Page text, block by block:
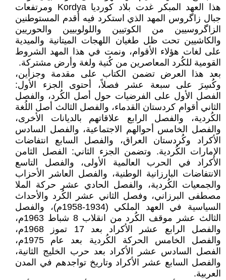
هذا العهد المبكر غدت بلاد كورديا Kordya ومرتفعات
جبال زاگروس المهد الذي استكرد فيه أقدم المستوطنين
الزاگروسيين من الكوتيين واللولوبيين والحوريين
والكاشيين تحت ظل طغيان اللهجات الميتانية والميدية
على لغات هؤلاء الأقوام، ونمت في هذا المهد الشروط
القومية للكُرد المعاصرين من كُنية ولغة وأرض مشتركة.
بعد هذا العرض تضمن الكتاب على مقدمة وجزأين،
وكُسِرَ على سبعة عشر فصلاً، أحتوى الجزء الأول:
الفصل الأول على الفرضيات حول أصل الكُرد، والفصل
الثاني أقوام كردستان القدماء، والفصل الثالث أصل اللُغة
الكُردية، والفصل الرابع علاقاتهم بالديانات الأخرى،
والفصل الخامس أحوالهم الاجتماعية، والفصل السادس
الأكراد وكُردستان العراق، والفصل السابع انتفاضات
الإمارات الكُردية. وتضمن الجزء الثاني: الفصل الثامن
الأكراد في الحرب العالمية الأولى، والفصل التاسع
الانتفاضات البارزانية الوطنية، والفصل العاشر الأحزاب
والجمعيات الكُردية، والفصل الحادي عشر حركة الملا
مصطفى البرزاني، وفصل الثاني عشر الكُرد والأحداث
السياسية في العهد الملكي (1934-1958م)، والفصل
الثالث عشر موقف الكُرد من انقلاب 8 شباط 1963م،
والفصل الرابع عشر الأكراد بعد 17 تموز 1968م،
والفصل الخامس الحركة الكُردية بعد عام 1975م،
الفصل السادس عشر الأكراد بعد حرب الخليج الثانية،
والفصل السابع عشر الأكراد وتاريخ تواجدهم في المدن
العربية.